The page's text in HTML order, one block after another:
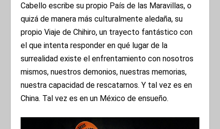
Cabello escribe su propio País de las Maravillas, o
quizá de manera más culturalmente aledaña, su
propio Viaje de Chihiro, un trayecto fantástico con
el que intenta responder en qué lugar de la
surrealidad existe el enfrentamiento con nosotros
mismos, nuestros demonios, nuestras memorias,
nuestra capacidad de rescatarnos. Y tal vez es en
China. Tal vez es en un México de ensueño.